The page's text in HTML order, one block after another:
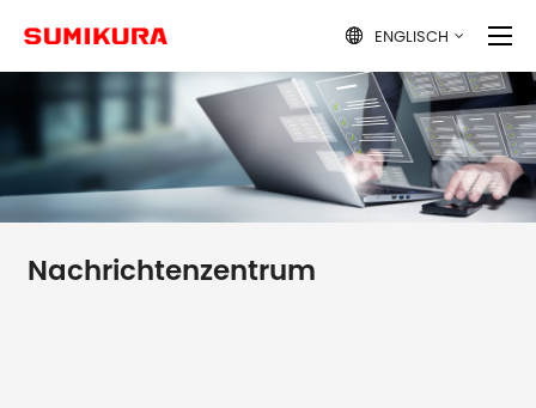
 ENGLISCH
Nachrichtenzentrum